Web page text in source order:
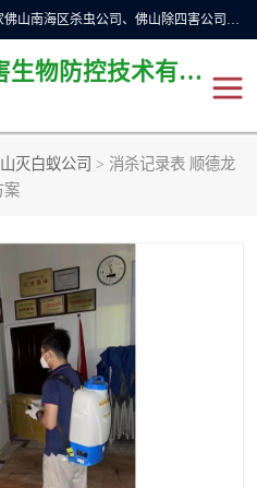
佛山儒创有害生物防治有限公司是一家佛山南海区杀虫公司、佛山除四害公司、佛山灭白蚁公司、佛山白蚁防治公司，让您远离虫害困扰。要问佛山白蚁防治哪家好？佛山儒创有害生物防治有限公司全佛山、广州，正规公司，上门勘查，可靠，售后有保障。
佛山儒创有害生物防控技术有限公司
灭白蚁公司 > 消杀记录表 顺德龙
案
佛山白蚁防治公司
佛山杀虫公司
灭鼠
消杀
灭跳蚤